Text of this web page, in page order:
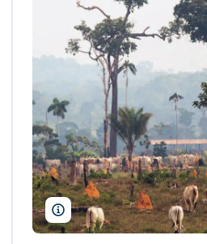
© Greenpeace